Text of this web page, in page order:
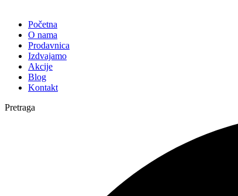
Početna
O nama
Prodavnica
Izdvajamo
Akcije
Blog
Kontakt
Pretraga